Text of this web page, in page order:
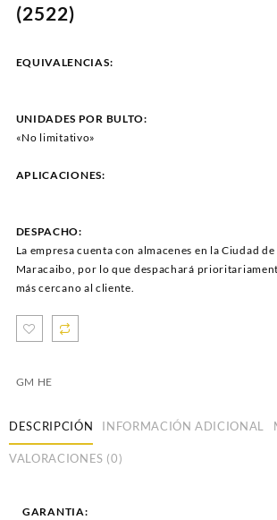
(2522)
EQUIVALENCIAS:
UNIDADES POR BULTO:
«No limitativo»
APLICACIONES:
DESPACHO:
La empresa cuenta con almacenes en la Ciudad
Maracaibo, por lo que despachará
más cercano al cliente.
GM HE
DESCRIPCIÓN INFORMACIÓN ADICIONAL
VALORACIONES (0)
GARANTIA: